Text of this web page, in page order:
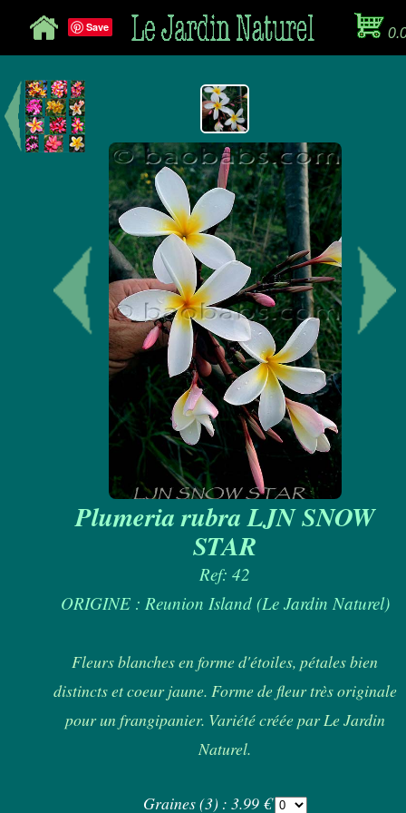
Save
Plumeria rubra LJN SNOW
STAR
Ref: 42
ORIGINE : Reunion Island (Le Jardin Naturel)
Fleurs blanches en forme d'étoiles, pétales bien
distincts et coeur jaune. Forme de fleur très originale
pour un frangipanier. Variété créée par Le Jardin
Naturel.
Graines (3) : 3.99 €